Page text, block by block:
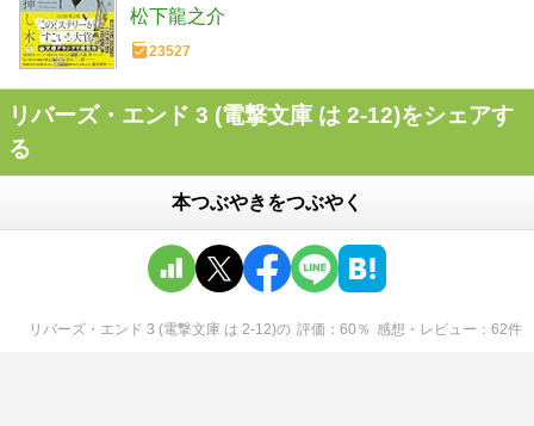
松下龍之介
23527
リバーズ・エンド 3 (電撃文庫 は 2-12)をシェアす
る
本つぶやきをつぶやく
リバーズ・エンド 3 (電撃文庫 は 2-12)の 評価 60 ％ 感想・レビュー 62件